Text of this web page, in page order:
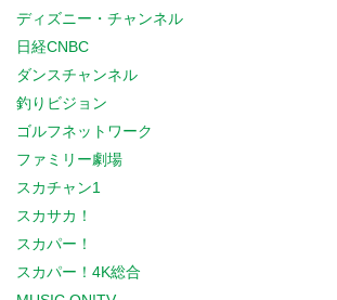
ディズニー・チャンネル
日経CNBC
ダンスチャンネル
釣りビジョン
ゴルフネットワーク
ファミリー劇場
スカチャン1
スカサカ！
スカパー！
スカパー！4K総合